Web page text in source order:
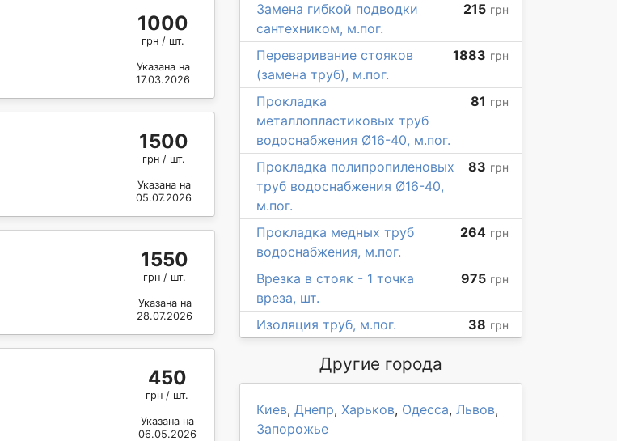
1000
грн / шт.
Указана на
17.03.2026
1500
грн / шт.
Указана на
05.07.2026
1550
грн / шт.
Указана на
28.07.2026
450
грн / шт.
Указана на
06.05.2026
Замена гибкой подводки
сантехником, м.пог.
215 грн
Переваривание стояков
(замена труб), м.пог.
1883 грн
Прокладка
металлопластиковых труб
водоснабжения Ø16-40, м.пог.
81 грн
Прокладка полипропиленовых
труб водоснабжения Ø16-40,
м.пог.
83 грн
Прокладка медных труб
водоснабжения, м.пог.
264 грн
Врезка в стояк - 1 точка
вреза, шт.
975 грн
Изоляция труб, м.пог. 38 грн
Другие города
Киев, Днепр, Харьков, Одесса, Львов,
Запорожье